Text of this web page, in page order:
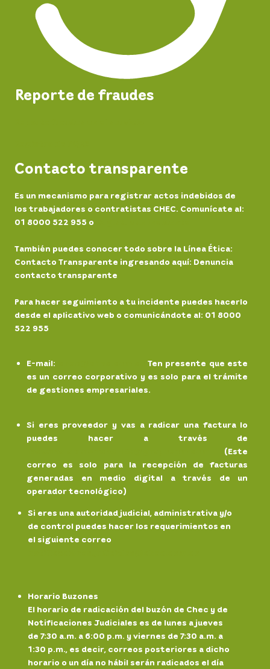
Reporte de fraudes
Contacto transparente
Es un mecanismo para registrar actos indebidos de
los trabajadores o contratistas CHEC. Comunícate al:
01 8000 522 955 o
También puedes conocer todo sobre la Línea Ética:
Contacto Transparente ingresando aquí: Denuncia
contacto transparente
Para hacer seguimiento a tu incidente puedes hacerlo
desde el aplicativo web o comunicándote al: 01 8000
522 955
E-mail:
Ten presente que este
es un correo corporativo y es solo para el trámite
de gestiones empresariales.
Si eres proveedor y vas a radicar una factura lo
puedes hacer a través de
(Este
correo es solo para la recepción de facturas
generadas en medio digital a través de un
operador tecnológico)
Si eres una autoridad judicial, administrativa y/o
de control puedes hacer los requerimientos en
el siguiente correo
Horario Buzones
El horario de radicación del buzón de Chec y de
Notificaciones Judiciales es de lunes a jueves
de 7:30 a.m. a 6:00 p.m. y viernes de 7:30 a.m. a
1:30 p.m., es decir, correos posteriores a dicho
horario o un día no hábil serán radicados el día